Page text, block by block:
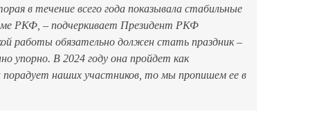
в течение всего года показывала стабильные
РКФ, – подчеркивает Президент РКФ
работы обязательно должен стать праздник –
упорно. В 2024 году она пройдет как
наших участников, то мы пропишем ее в